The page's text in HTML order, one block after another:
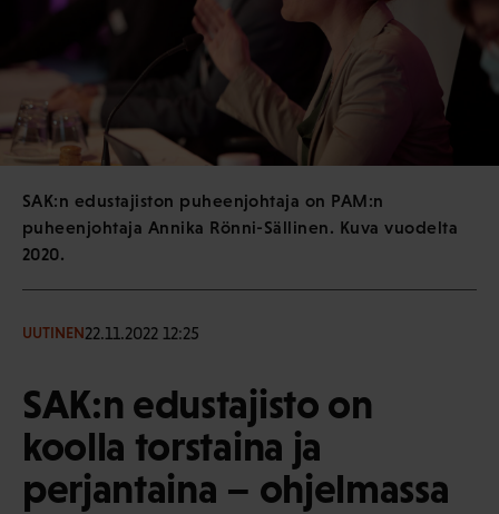
SAK:n edustajiston puheenjohtaja on PAM:n
puheenjohtaja Annika Rönni-Sällinen. Kuva vuodelta
2020.
UUTINEN22.11.2022 12:25
SAK:n edustajisto on
koolla torstaina ja
perjantaina – ohjelmassa